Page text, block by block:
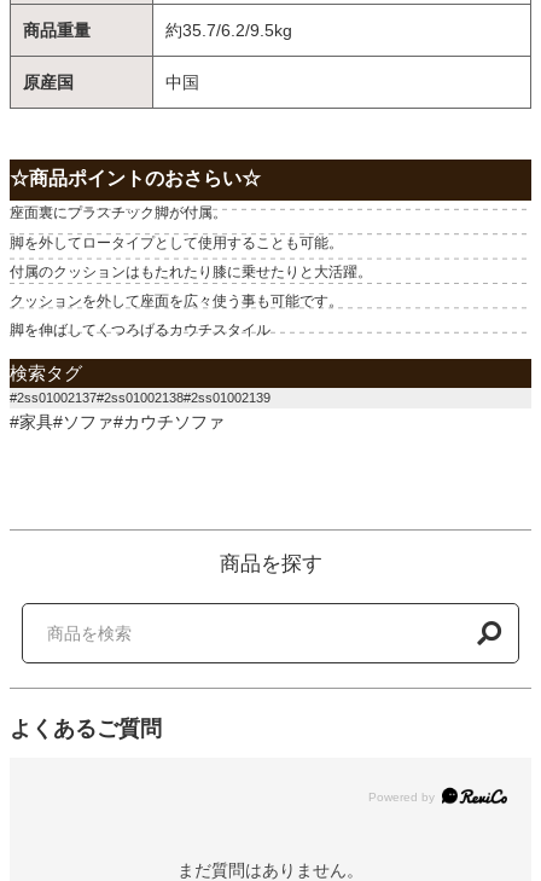
商品重量 約35.7/6.2/9.5kg
原産国 中国
☆商品ポイントのおさらい☆
座面裏にプラスチック脚が付属。
脚を外してロータイプとして使用することも可能。
付属のクッションはもたれたり膝に乗せたりと大活躍。
クッションを外して座面を広々使う事も可能です。
脚を伸ばしてくつろげるカウチスタイル
検索タグ
#2ss01002137#2ss01002138#2ss01002139
#家具#ソファ#カウチソファ
商品を探す
よくあるご質問
Powered by
まだ質問はありません。